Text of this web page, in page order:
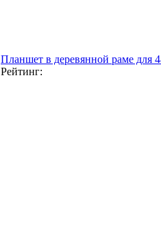
Планшет в деревянной раме
Рейтинг: